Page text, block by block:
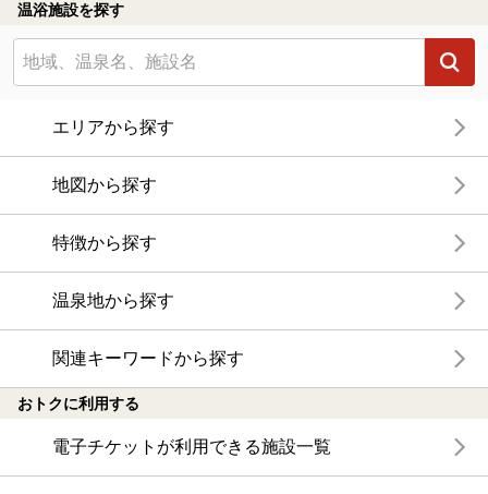
温浴施設を探す
エリアから探す
地図から探す
特徴から探す
温泉地から探す
関連キーワードから探す
おトクに利用する
電子チケットが利用できる施設一覧